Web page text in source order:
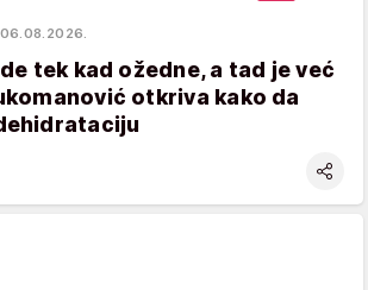
06.08.2026.
tek kad ožedne, a tad je već
otkriva kako da